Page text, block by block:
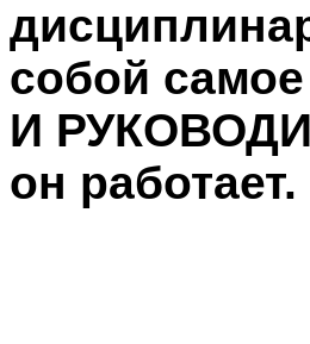
собой
И
он работает.